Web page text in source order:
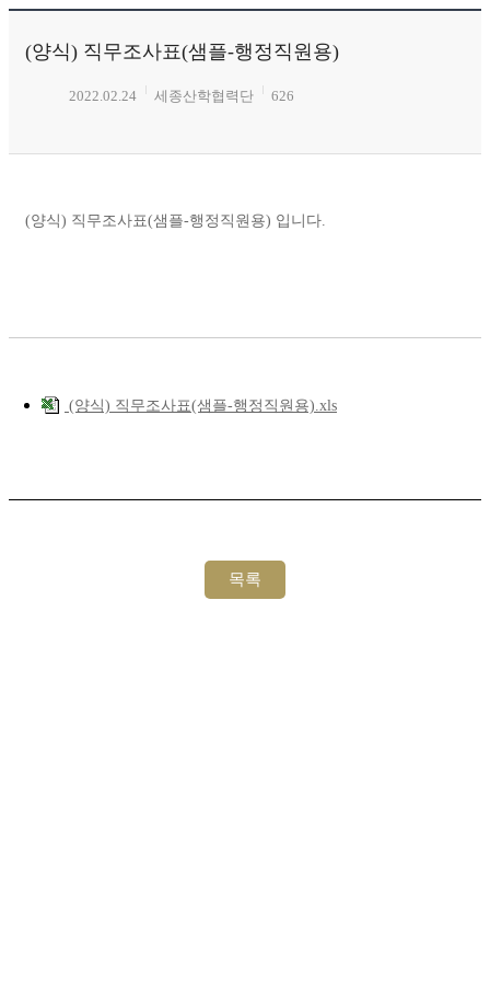
(양식) 직무조사표(샘플-행정직원용)
2022.02.24 세종산학협력단 626
(양식) 직무조사표(샘플-행정직원용) 입니다.
(양식) 직무조사표(샘플-행정직원용).xls